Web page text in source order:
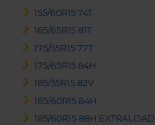
155/60R15 74T
165/65R15 81T
175/55R15 77T
175/65R15 84H
185/55R15 82V
185/60R15 84H
185/60R15 88H EXTRALOAD